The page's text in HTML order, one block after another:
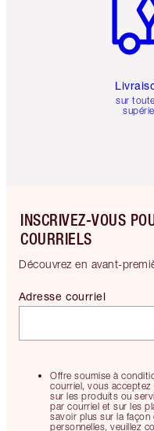
sur
INSCRIVEZ-VOUS
COURRIELS
Découvrez en avant-
Offre soumise à
courriel, vous
sur les produits ou
par courriel et sur les
savoir plus sur la
personnelles, veuillez
Adresse courriel